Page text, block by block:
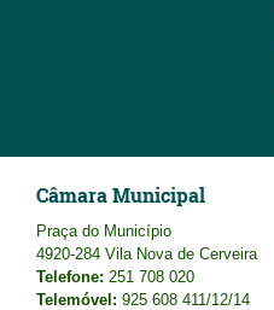
Câmara Municipal
Praça do Município
4920-284 Vila Nova de Cerveira
Telefone: 251 708 020
Telemóvel: 925 608 411/12/14